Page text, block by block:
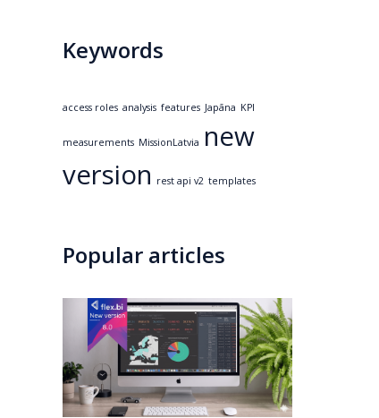
Keywords
access roles analysis features Japāna KPI
measurements MissionLatvia new
version rest api v2 templates
Popular articles